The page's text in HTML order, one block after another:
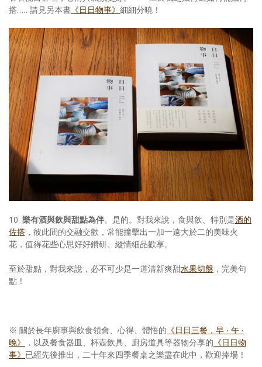
搭……請見另本書 《日日物事》 細細分曉！
10. 樂有酒與飲與甜點為伴。是的。對我來說，食與飲、特別是酒的
佐搭 ，彼此間的交融交歡，常能撞擊出一加一遠大於二的美味火
花，值得花些心思好好鑽研、縱情細品歡享。
至於甜點，對我來說，必不可少是一道清新爽甜水果切盤 ，完美句
點！
※ 關於長年廚事與飲食領會、心得、體悟的 《日日三餐，早 ‧ 午 ‧
晚》
，以及餐食器皿、杯壺飲具、廚房道具等器物分享的 《日日物
事》 已經先後推出，二十年來四季餐桌之樂盡在此中，歡迎捧場！